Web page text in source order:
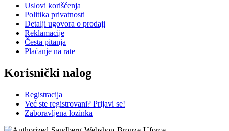
Uslovi korišćenja
Politika privatnosti
Detalji ugovora o prodaji
Reklamacije
Česta pitanja
Plaćanje na rate
Korisnički nalog
Registracija
Već ste registrovani? Prijavi se!
Zaboravljena lozinka